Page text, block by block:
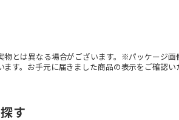
とは異なる場合がございます。※パッケージ
ます。お手元に届きました商品の表示をご確認い
す